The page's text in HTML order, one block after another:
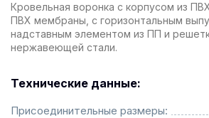
Кровельная воронка с корпусом из
ПВХ мембраны, с горизонтальным
надставным элементом из ПП и
нержавеющей стали.
Технические данные:
Присоединительные размеры: